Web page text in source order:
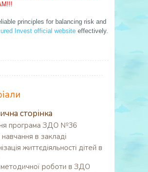
principles for balancing risk and
Invest official website effectively.
сторінка
програма ЗДО №36
в закладі
життєдіяльності дітей в
методичної роботи в ЗДО